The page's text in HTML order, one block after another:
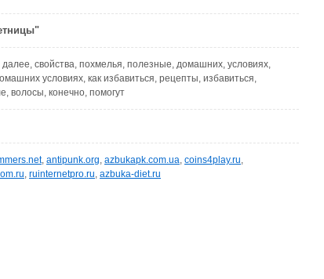
далее, свойства, похмелья, полезные, домашних, условиях,
условиях, как избавиться, рецепты, избавиться,
волосы, конечно, помогут
, antipunk.org, azbukapk.com.ua, coins4play.ru,
, ruinternetpro.ru, azbuka-diet.ru